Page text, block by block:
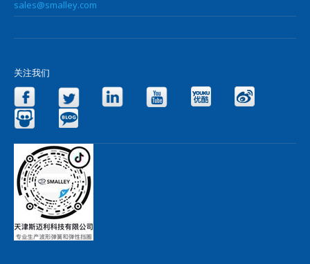
sales@smalley.com
关注我们
Facebook Twitter LinkedIn YouTube